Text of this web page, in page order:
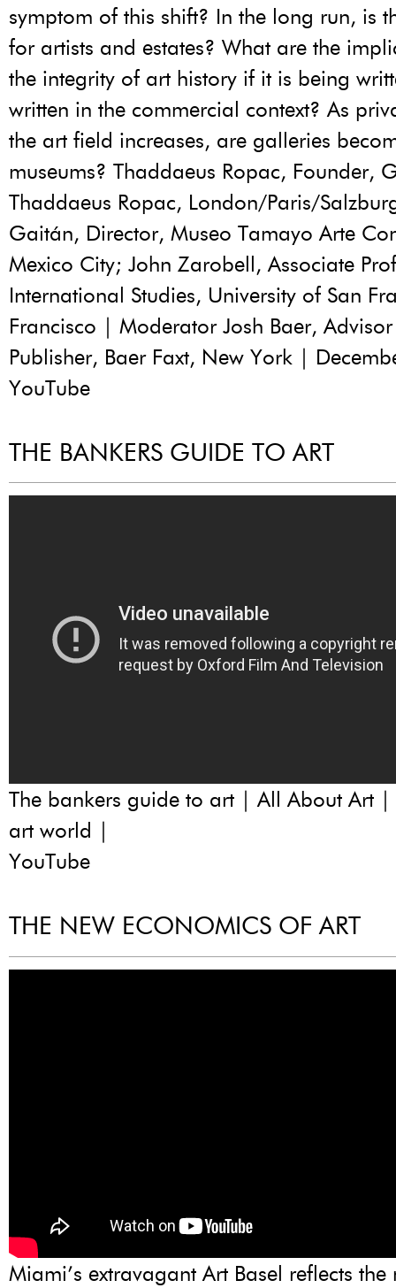
symptom of this shift? In the long run, is
for artists and estates? What are the
the integrity of art history if it is being
written in the commercial context? As
the art field increases, are galleries
museums? Thaddaeus Ropac, Founder,
Thaddaeus Ropac, London/Paris/
Gaitán, Director, Museo Tamayo Arte
Mexico City; John Zarobell, Associate
International Studies, University of San
Francisco | Moderator Josh Baer,
Publisher, Baer Faxt, New York |
YouTube
THE BANKERS GUIDE TO ART
The bankers guide to art | All About Art |
art world |
YouTube
THE NEW ECONOMICS OF ART
Miami’s extravagant Art Basel reflects the